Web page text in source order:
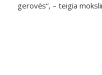
gerovės“, – teigia